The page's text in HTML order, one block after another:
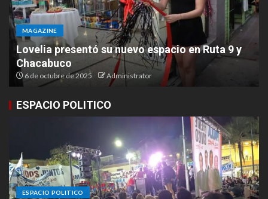
MAGAZINE
Lovelia presentó su nuevo espacio en Ruta 9 y
Chacabuco
6 de octubre de 2025 Administrator
ESPACIO POLITICO
ESPACIO POLITICO